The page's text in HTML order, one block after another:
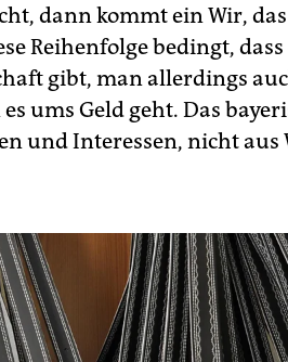
dann kommt ein Wir,
Reihenfolge bedingt,
gibt, man allerdings
ums Geld geht. Das
und Interessen, nicht aus